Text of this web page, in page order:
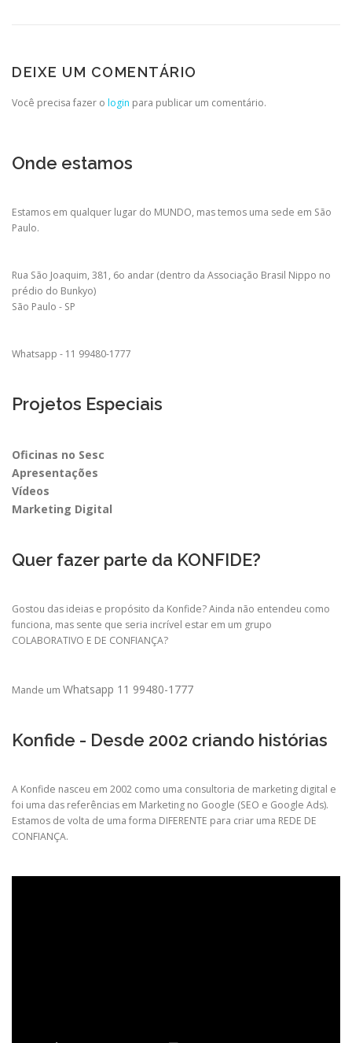
DEIXE UM COMENTÁRIO
Você precisa fazer o login para publicar um comentário.
Onde estamos
Estamos em qualquer lugar do MUNDO, mas temos uma sede em São
Paulo.
Rua São Joaquim, 381, 6o andar (dentro da Associação Brasil Nippo no
prédio do Bunkyo)
São Paulo - SP
Whatsapp - 11 99480-1777
Projetos Especiais
Oficinas no Sesc
Apresentações
Vídeos
Marketing Digital
Quer fazer parte da KONFIDE?
Gostou das ideias e propósito da Konfide? Ainda não entendeu como
funciona, mas sente que seria incrível estar em um grupo
COLABORATIVO E DE CONFIANÇA?
Mande um Whatsapp 11 99480-1777
Konfide - Desde 2002 criando histórias
A Konfide nasceu em 2002 como uma consultoria de marketing digital e
foi uma das referências em Marketing no Google (SEO e Google Ads).
Estamos de volta de uma forma DIFERENTE para criar uma REDE DE
CONFIANÇA.